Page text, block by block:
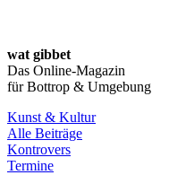
wat gibbet
Das Online-Magazin
für Bottrop & Umgebung
Kunst & Kultur
Alle Beiträge
Kontrovers
Termine